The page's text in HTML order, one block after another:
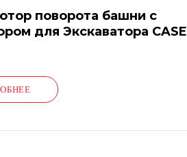
поворота башни с
для Экскаватора CASE